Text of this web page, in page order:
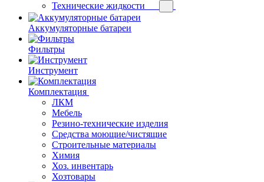
Технические жидкости
Аккумуляторные батареи
Фильтры
Инструмент
Комплектация
ЛКМ
Мебель
Резино-технические изделия
Средства моющие/чистящие
Строительные материалы
Химия
Хоз. инвентарь
Хозтовары